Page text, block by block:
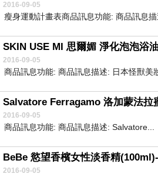
2016-09-05
瘦身運動計畫表商品訊息功能: 商品訊息描
SKIN USE MI 思爾媚 淨化泡泡浴
2016-09-05
商品訊息功能: 商品訊息描述: 日本怪獸美
Salvatore Ferragamo 洛加蒙法拉
2016-09-05
商品訊息功能: 商品訊息描述: Salvatore...
BeBe 慾望香檳女性淡香精
2016-09-05